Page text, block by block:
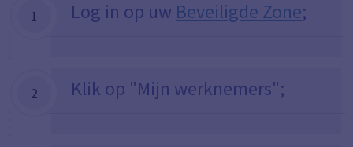
1 Log in op uw Beveiligde Zone;
2 Klik op "Mijn werknemers";